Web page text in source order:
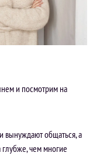
и посмотрим на
вынуждают общаться, а
глубже, чем многие